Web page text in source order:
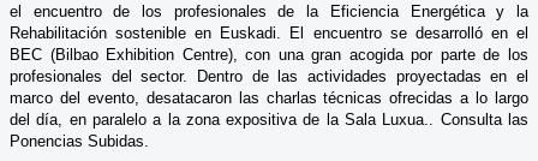
el encuentro de los profesionales de la Eficiencia Energética y la
Rehabilitación sostenible en Euskadi. El encuentro se desarrolló en el
BEC (Bilbao Exhibition Centre), con una gran acogida por parte de los
profesionales del sector. Dentro de las actividades proyectadas en el
marco del evento, desatacaron las charlas técnicas ofrecidas a lo largo
del día, en paralelo a la zona expositiva de la Sala Luxua.. Consulta las
Ponencias Subidas.